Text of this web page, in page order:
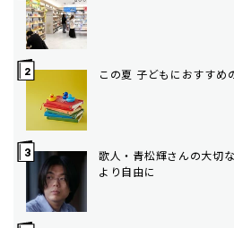
この夏 子どもにおすすめ
歌人・青松輝さんの大切
より自由に